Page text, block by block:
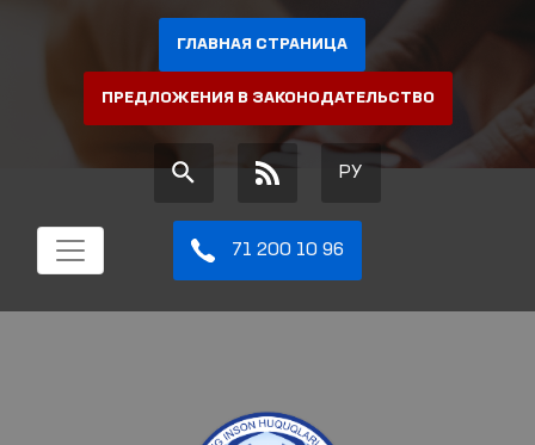
ГЛАВНАЯ СТРАНИЦА
ПРЕДЛОЖЕНИЯ В ЗАКОНОДАТЕЛЬСТВО
РУ
71 200 10 96